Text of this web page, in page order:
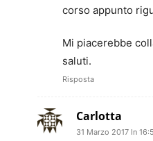
corso appunto
Mi piacerebbe
saluti.
Risposta
Carlotta
31 Marzo 2017 In